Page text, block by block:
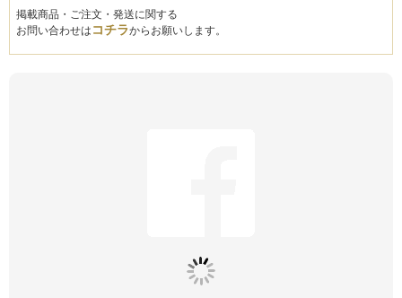
掲載商品・ご注文・発送に関する
お問い合わせは コチラからお願いします。